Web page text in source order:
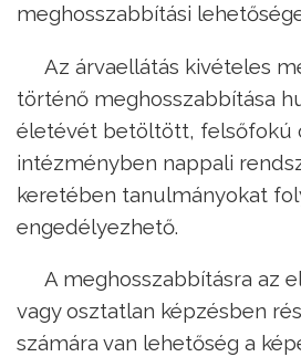
meghosszabbítási
Az árvaellátás kivételes
történő meghosszabbítása
életévét betöltött, felsőfokú
intézményben nappali
keretében tanulmányokat
engedélyezhető.
A meghosszabbításra az
vagy osztatlan képzésben
számára van lehetőség a